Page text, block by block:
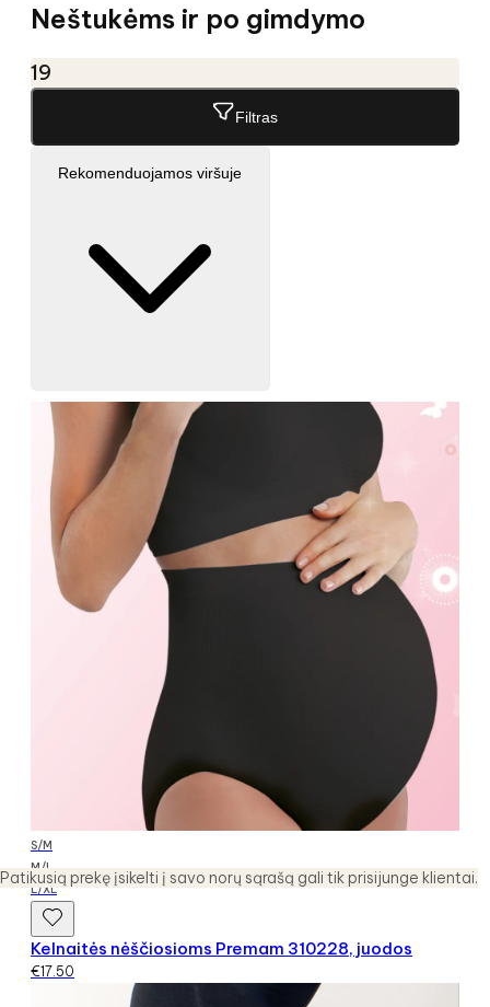
Patikusią prekę įsikelti į savo norų sąrašą gali tik prisijunge klientai.
Neštukėms ir po gimdymo
19
Filtras
Rekomenduojamos viršuje
S/M
M/L
L/XL
Kelnaitės nėščiosioms Premam 310228, juodos
€17.50